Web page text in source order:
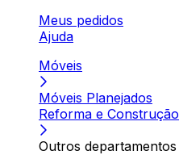
Meus pedidos
Ajuda
Móveis
Móveis Planejados
Reforma e Construção
Outros departamentos